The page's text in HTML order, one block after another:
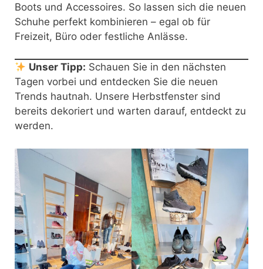
Boots und Accessoires. So lassen sich die neuen
Schuhe perfekt kombinieren – egal ob für
Freizeit, Büro oder festliche Anlässe.
Unser Tipp: Schauen Sie in den nächsten
Tagen vorbei und entdecken Sie die neuen
Trends hautnah. Unsere Herbstfenster sind
bereits dekoriert und warten darauf, entdeckt zu
werden.